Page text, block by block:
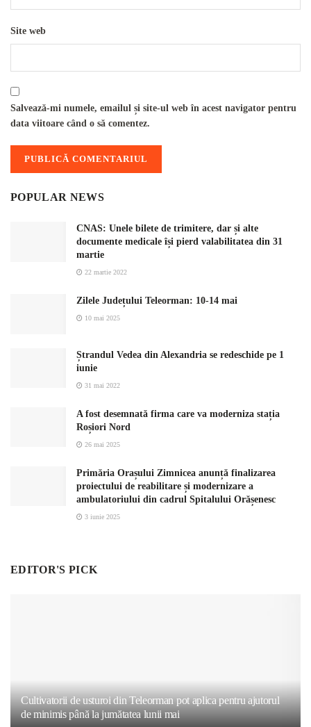
Site web
Salvează-mi numele, emailul și site-ul web în acest navigator pentru
data viitoare când o să comentez.
POPULAR NEWS
CNAS: Unele bilete de trimitere, dar și alte
documente medicale își pierd valabilitatea din 31
martie
22 martie 2022
Zilele Județului Teleorman: 10-14 mai
10 mai 2025
Ștrandul Vedea din Alexandria se redeschide pe 1
iunie
31 mai 2022
A fost desemnată firma care va moderniza stația
Roșiori Nord
26 mai 2025
Primăria Orașului Zimnicea anunță finalizarea
proiectului de reabilitare și modernizare a
ambulatoriului din cadrul Spitalului Orășenesc
3 iunie 2025
EDITOR'S PICK
Cultivatorii de usturoi din Teleorman pot aplica pentru ajutorul
de minimis până la jumătatea lunii mai